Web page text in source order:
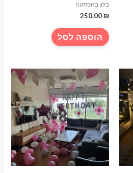
בלון בהפתעה
250.00 ₪
הוספה לסל